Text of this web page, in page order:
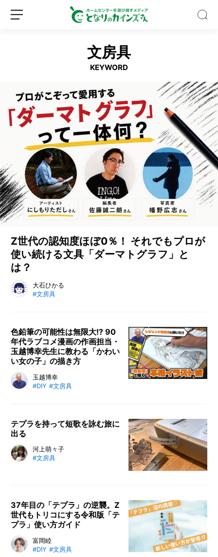
【専
門
家
監
昆
虫
「ア
ブ」
に
噛
ま
な
い
た
め
に
は？
キ
場
や
山
河
で
注
意
3
つ
こ
と
ン
メ
ー
R
A
N
D
ク
文房具
KEYWORD
Z世代の認知度ほぼ0％！ それでもプロが
使い続ける文具「ダーマトグラフ」と
は？
色鉛筆のようで、マーカーでもない謎の文具「ダーマトグラ
フ」。医療用がルーツともいわれるこの一本を、なぜ今もプロ
大石ひかる
#文房具
色鉛筆の可能性は無限大!? 90
年代ラブコメ漫画の作画担当・
玉越博幸先生に教わる「かわい
い女の子」の描き方
デジタル制作が主流の今、身近な
「色鉛筆」だけで本格的なイラスト
家・玉越博幸先生。今回は、玉越先
生が色鉛筆で“かわいい女の子”を描
く工程をステップごとに解説。テー
マ作りのコツ、下描き・ペン入れ・
玉越博幸
#DIY #文房具
テプラを持って短歌を詠む旅に
出る
短歌を詠むようになって3年の筆
者。思いついた言葉を残しておく手
方法が多様化しているテプラを、短
歌の旅のお供にしてみます。テープ
のカラーや模様を選んだり、フォン
トを選んだりして自分の中にあるイ
メージにあわせる工程も楽しい。ノ
河上萌々子
#文房具
37年目の「テプラ」の逆襲。Z
世代もトリコにする令和版「テ
プラ」使い方ガイド
SNSで人気の推しグラスやネームタ
グ、そしてアーティストが制作する
富岡睦
#DIY #文房具